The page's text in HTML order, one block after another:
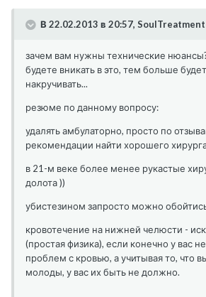
В 22.02.2013 в 20:57,
зачем вам нужны технические
будете вникать в это, тем больше
накручивать...
резюме по данному вопросу:
удалять амбулаторно, просто по
рекомендации найти хорошего
в 21-м веке более менее рукастые
долота ))
убистезином запросто можно
кровотечение на нижней челюсти -
(простая физика), если конечно у вас
проблем с кровью, а учитывая то, что
молоды, у вас их быть не должно.